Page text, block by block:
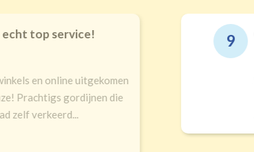
top service!
en online uitgekomen
Prachtigs gordijnen die
zelf verkeerd...
9